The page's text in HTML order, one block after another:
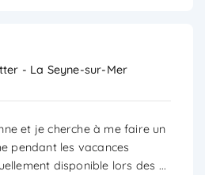
- La Seyne-sur-Mer
et je cherche à me faire un
pendant les vacances
disponible lors des ...